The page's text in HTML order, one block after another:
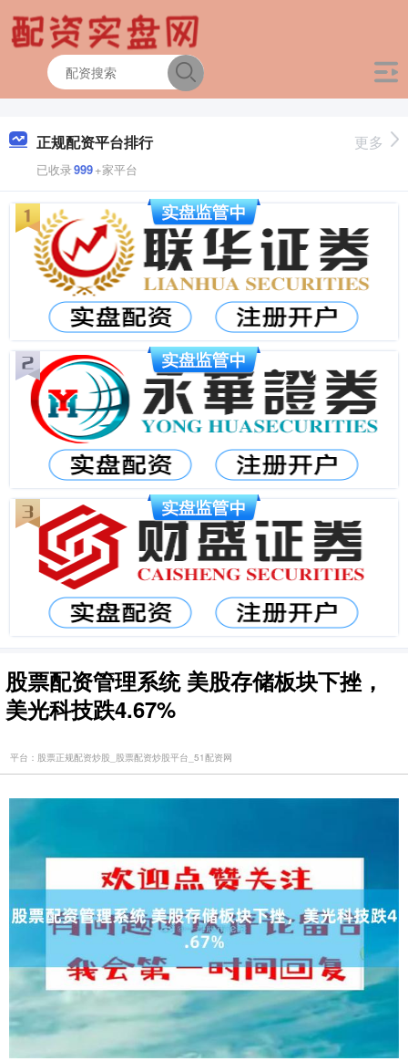
正规配资平台排行
已收录999+家平台
更多
股票配资管理系统 美股存储板块下挫，
美光科技跌4.67%
平台：股票正规配资炒股_股票配资炒股平台_51配资网